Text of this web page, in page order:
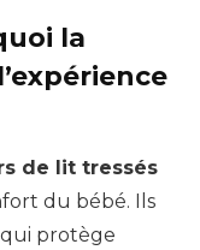
la
de lit tressés
du bébé. Ils
protège